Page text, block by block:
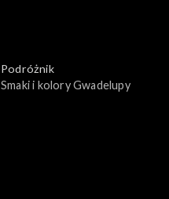
Podróżnik
Smaki i kolory Gwadelupy